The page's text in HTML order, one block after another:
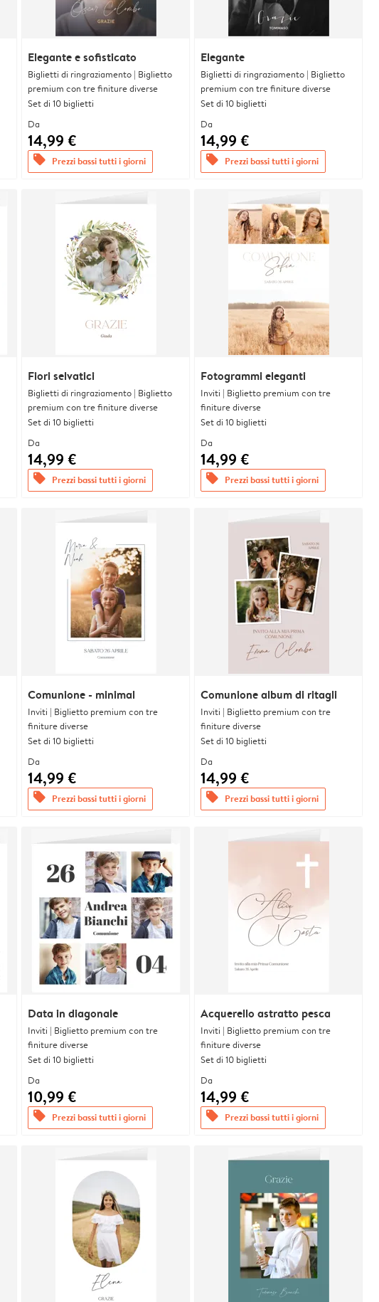
Elegante e sofisticato
Biglietti di ringraziamento | Biglietto
premium con tre finiture diverse
Set di 10 biglietti
Da
14,99 €
offers Prezzi bassi tutti i giorni
Elegante
Biglietti di ringraziamento | Biglietto
premium con tre finiture diverse
Set di 10 biglietti
Da
14,99 €
offers Prezzi bassi tutti i giorni
Fiori selvatici
Biglietti di ringraziamento | Biglietto
premium con tre finiture diverse
Set di 10 biglietti
Da
14,99 €
offers Prezzi bassi tutti i giorni
Fotogrammi eleganti
Inviti | Biglietto premium con tre
finiture diverse
Set di 10 biglietti
Da
14,99 €
offers Prezzi bassi tutti i giorni
Comunione - minimal
Inviti | Biglietto premium con tre
finiture diverse
Set di 10 biglietti
Da
14,99 €
offers Prezzi bassi tutti i giorni
Comunione album di ritagli
Inviti | Biglietto premium con tre
finiture diverse
Set di 10 biglietti
Da
14,99 €
offers Prezzi bassi tutti i giorni
Data in diagonale
Inviti | Biglietto premium con tre
finiture diverse
Set di 10 biglietti
Da
10,99 €
offers Prezzi bassi tutti i giorni
Acquerello astratto pesca
Inviti | Biglietto premium con tre
finiture diverse
Set di 10 biglietti
Da
14,99 €
offers Prezzi bassi tutti i giorni